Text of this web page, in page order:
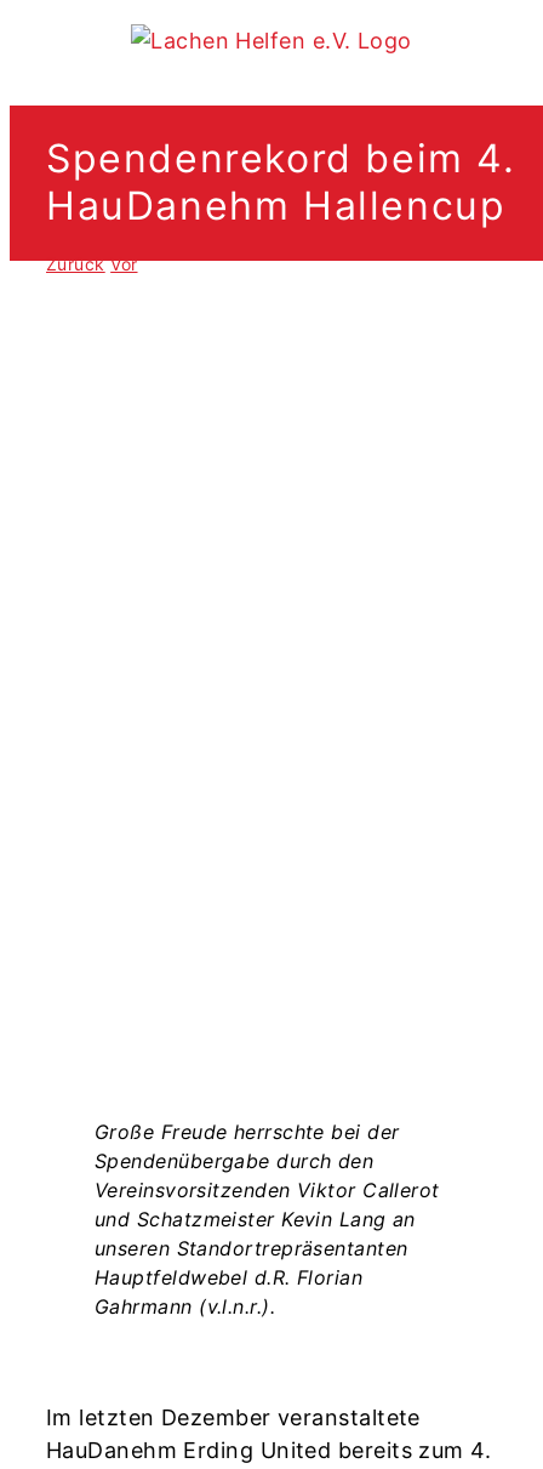
Spendenrekord beim 4.
HauDanehm Hallencup
Zurück Vor
Große Freude herrschte bei der
Spendenübergabe durch den
Vereinsvorsitzenden Viktor Callerot
und Schatzmeister Kevin Lang an
unseren Standortrepräsentanten
Hauptfeldwebel d.R. Florian
Gahrmann (v.l.n.r.).
Im letzten Dezember veranstaltete
HauDanehm Erding United bereits zum 4.